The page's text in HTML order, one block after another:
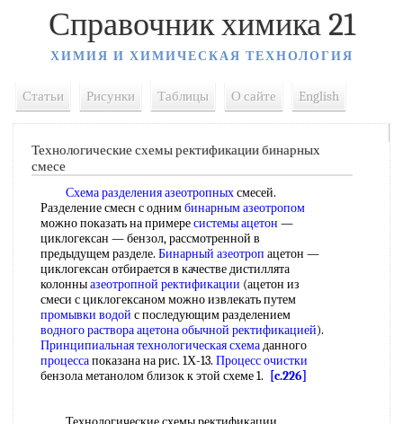
Справочник химика 21
ХИМИЯ И ХИМИЧЕСКАЯ ТЕХНОЛОГИЯ
Статьи Рисунки Таблицы О сайте English
Технологические схемы ректификации бинарных
смесе
Схема разделения азеотропныхсмесей.
Разделение смесн с однимбинарным азеотропом
можно показать на примересистемы ацетон —
циклогексан — бензол, рассмотренной в
предыдущем разделе. Бинарный азеотроп ацетон —
циклогексан отбирается в качестве дистиллята
колонныазеотропной ректификации (ацетон из
смеси с циклогексаном можно извлекать путем
промывки водой с последующим разделением
водного раствора ацетонаобычной ректификацией).
Принципиальная технологическая схемаданного
процессапоказана на рис. 1Х-13. Процесс очистки
бензола метанолом близок к этой схеме 1.
[c.226]